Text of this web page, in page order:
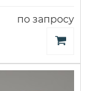
по запросу